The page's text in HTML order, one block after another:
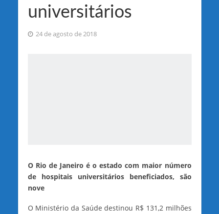
universitários
24 de agosto de 2018
O Rio de Janeiro é o estado com maior número
de hospitais universitários beneficiados, são
nove
O Ministério da Saúde destinou R$ 131,2 milhões